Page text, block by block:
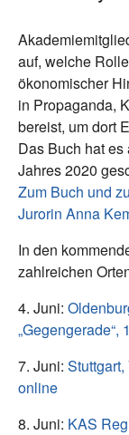
auf, welche
ökonomischer
in Propaganda,
bereist, um dort
Das Buch hat
Jahres 2020
Zum Buch und
Jurorin Anna
In den
zahlreichen
4. Juni:
7. Juni:
online
8. Juni: KAS